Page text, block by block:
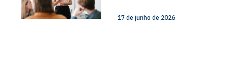
17 de junho de 2026